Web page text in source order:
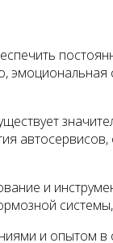
и
системы,
и опытом в